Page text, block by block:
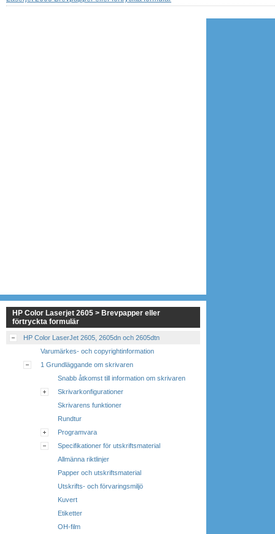
HP Color Laserjet 2605 > Brevpapper eller
förtryckta formulär
HP Color LaserJet 2605, 2605dn och 2605dtn
Varumärkes- och copyrightinformation
1 Grundläggande om skrivaren
Snabb åtkomst till information om skrivaren
Skrivarkonfigurationer
Skrivarens funktioner
Rundtur
Programvara
Specifikationer för utskriftsmaterial
Allmänna riktlinjer
Papper och utskriftsmaterial
Utskrifts- och förvaringsmiljö
Kuvert
Etiketter
OH-film